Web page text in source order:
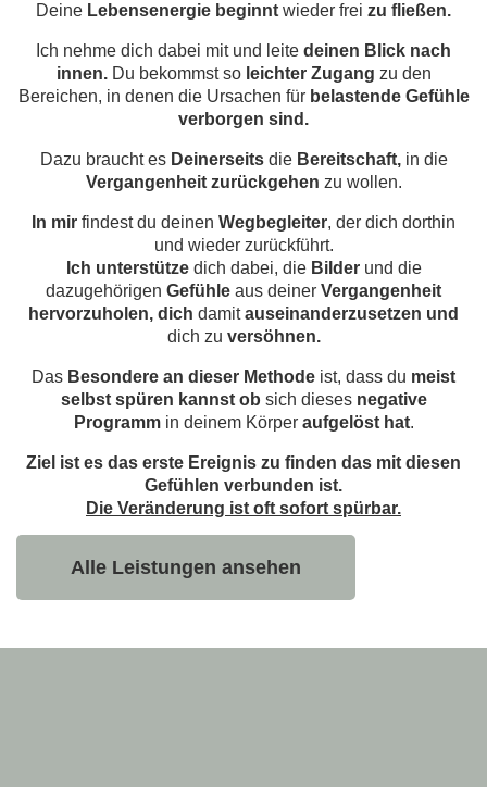
Deine Lebensenergie beginnt wieder frei zu fließen.
Ich nehme dich dabei mit und leite deinen Blick nach
innen. Du bekommst soleichter Zugang zu den
Bereichen, in denen die Ursachen für belastende Gefühle
verborgen sind.
Dazu braucht es Deinerseitsdie Bereitschaft,in die
Vergangenheit zurückgehen zu wollen.
In mir findest du deinen Wegbegleiter, der dich dorthin
und wieder zurückführt.
Ich unterstützedich dabei, die Bilderund die
dazugehörigen Gefühle aus deiner Vergangenheit
hervorzuholen, dich damitauseinanderzusetzen und
dich zu versöhnen.
Das Besondere an dieser Methode ist, dass du meist
selbst spüren kannst ob sich dieses negative
Programmin deinem Körper aufgelöst hat.
Ziel ist es das erste Ereignis zu finden das mit diesen
Gefühlen verbunden ist.
Die Veränderung ist oft sofort spürbar.
Alle Leistungen ansehen